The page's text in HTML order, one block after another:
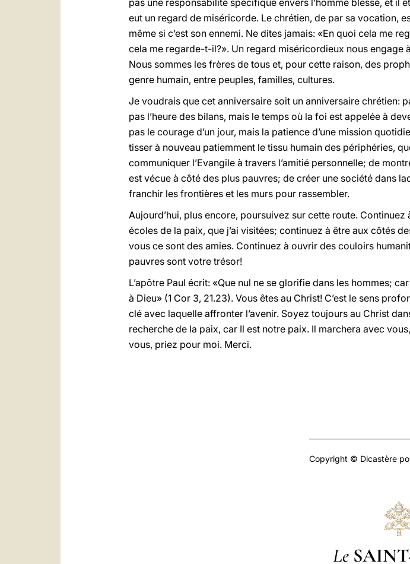
pas une responsabilité spécifique envers l’homme blessé, et il
eut un regard de miséricorde. Le chrétien, de par sa vocation,
même si c’est son ennemi. Ne dites jamais: «En quoi cela me
cela me regarde-t-il?». Un regard miséricordieux nous engage
Nous sommes les frères de tous et, pour cette raison, des
genre humain, entre peuples, familles, cultures.
Je voudrais que cet anniversaire soit un anniversaire chrétien:
pas l’heure des bilans, mais le temps où la foi est appelée à
pas le courage d’un jour, mais la patience d’une mission
tisser à nouveau patiemment le tissu humain des périphéries,
communiquer l’Evangile à travers l’amitié personnelle; de
est vécue à côté des plus pauvres; de créer une société dans
franchir les frontières et les murs pour rassembler.
Aujourd’hui, plus encore, poursuivez sur cette route.
écoles de la paix, que j’ai visitées; continuez à être aux côtés
vous ce sont des amies. Continuez à ouvrir des couloirs
pauvres sont votre trésor!
L’apôtre Paul écrit: «Que nul ne se glorifie dans les hommes;
à Dieu» (1 Cor 3, 21.23). Vous êtes au Christ! C’est le sens
clé avec laquelle affronter l’avenir. Soyez toujours au Christ
recherche de la paix, car Il est notre paix. Il marchera avec
vous, priez pour moi. Merci.
Copyright © Dicastère
Le